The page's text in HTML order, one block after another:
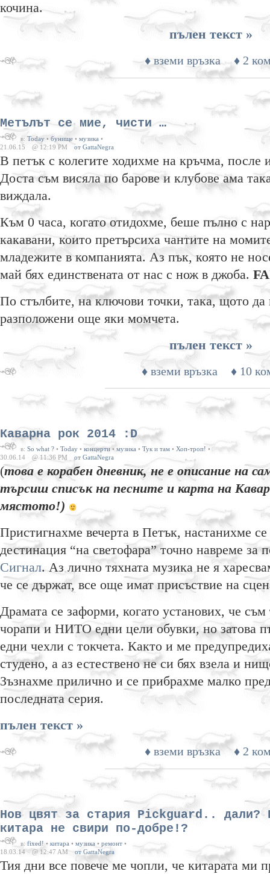
кочина.
пълен текст »
♦ вземи връзка ♦ 2
Метълът се мие, чисти …
в: Today• бунище• музика •
21.06.15
@ 12:19 PM от GattaNegra
В петък с колегите ходихме на кръчма, после
Доста съм висяла по барове и клубове ама
виждала.
Към 0 часа, когато отидохме, беше пълно с
какавани, които претърсиха чантите на
младежите в компанията. Аз пък, която не
май бях единствената от нас с нож в джоба.
По стълбите, на ключови точки, така, щото да
разположени още яки момчета.
пълен текст »
♦ вземи връзка ♦ 10
Каварна рок 2014 :D
в: So what ?• Today• концерти• музика• Тук и там• Хоп-троп! •
30.06.14
@ 11:36 PM от GattaNegra
(това е корабен дневник, не е описание на
търсиш списък на песните и карта на
мястото!)
Пристигнахме вечерта в Петък, настанихме се
дестинация “на светофара” точно навреме за
Сигнал. Аз лично тяхната музика не я
че се държат, все още имат присъствие на
Драмата се заформи, когато установих, че
чорапи и НИТО едни цели обувки, но затова
едни чехли с токчета. Както и ме
студено, а аз естествено не си бях взела и
Зъзнахме прилично и се прибрахме малко
последната серия.
пълен текст »
♦ вземи връзка ♦ 2
Нов цвят за стария Pickguard.. дали?
китара не свири по-добре!?
в: fixed!• китара • музика • ремонт•
18.03.14
@ 12:47 AM от GattaNegra
Тия дни все повече ме чопли, че китарата ми